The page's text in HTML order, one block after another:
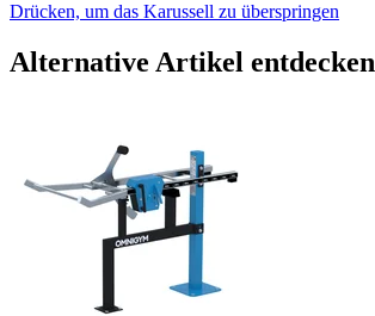
Drücken, um das Karussell zu überspringen
Alternative Artikel entdecken